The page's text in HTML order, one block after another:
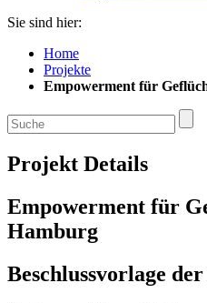
Sie sind hier:
Home
Projekte
Empowerment für
Projekt Details
Empowerment für
Hamburg
Beschlussvorlage